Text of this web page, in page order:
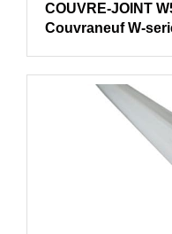
COUVRE-JOINT
Couvraneuf W-